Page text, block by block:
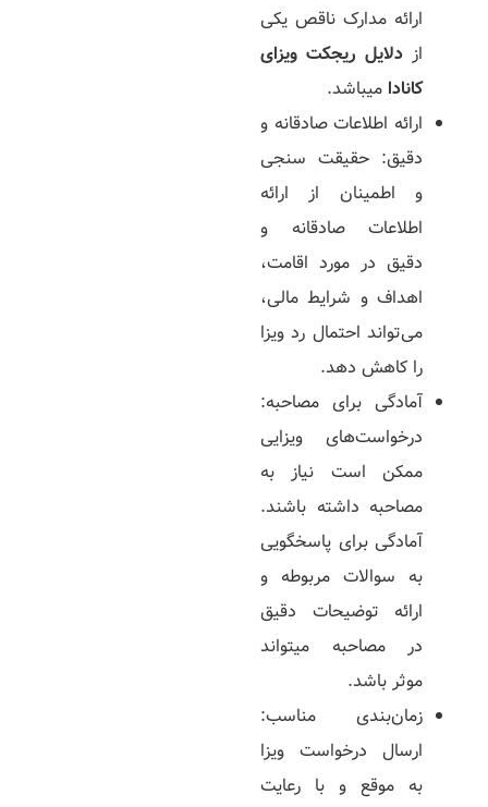
ارائه مدارک ناقص یکی
ازدلایل ریجکت ویزای
کانادا می­باشد.
ارائه اطلاعات صادقانه و
دقیق: حقیقت سنجی
و اطمینان از ارائه
اطلاعات صادقانه و
دقیق در مورد اقامت،
اهداف و شرایط مالی،
می‌تواند احتمال رد ویزا
را کاهش دهد.
آمادگی برای مصاحبه:
درخواست‌های ویزایی
ممکن است نیاز به
مصاحبه داشته باشند.
آمادگی برای پاسخگویی
به سوالات مربوطه و
ارائه توضیحات دقیق
در مصاحبه می­تواند
موثر باشد.
زمان‌­بندی مناسب:
ارسال درخواست ویزا
به موقع و با رعایت